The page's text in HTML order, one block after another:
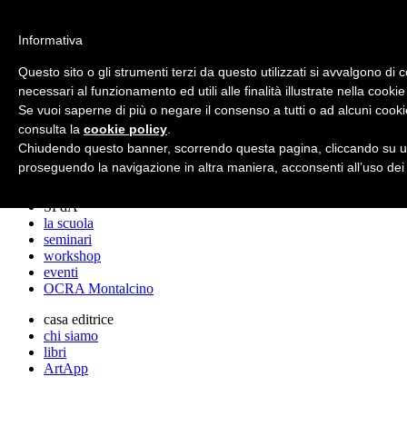
archos
lo studio
progetti
lectures
stampa
SPdA
la scuola
seminari
workshop
eventi
OCRA Montalcino
casa editrice
chi siamo
libri
ArtApp
Informativa
Questo sito o gli strumenti terzi da questo utilizzati si avvalgono di
necessari al funzionamento ed utili alle finalità illustrate nella
Se vuoi saperne di più o negare il consenso a tutti o ad alcuni
consulta la cookie policy
Chiudendo questo banner, scorrendo questa pagina, cliccando su
proseguendo la navigazione in altra maniera, acconsenti all’uso